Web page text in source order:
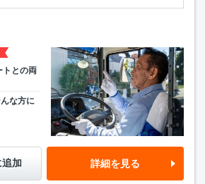
トとの両
な方に
追加 詳細を見る